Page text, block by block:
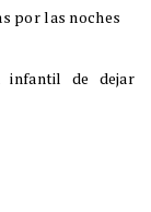
por las noches
infantil de dejar